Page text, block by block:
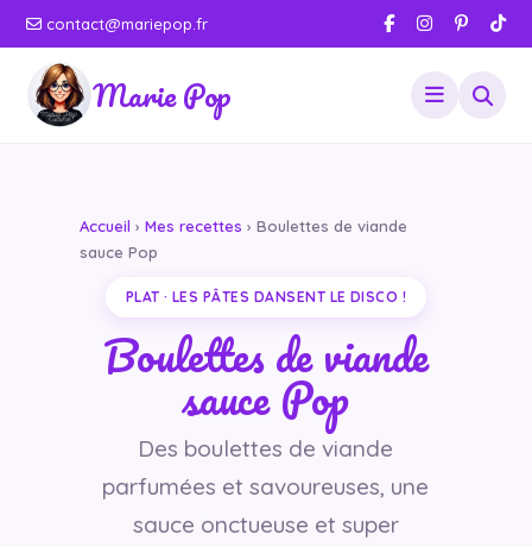
contact@mariepop.fr
Marie Pop
Accueil › Mes recettes › Boulettes de viande
sauce Pop
PLAT · LES PÂTES DANSENT LE DISCO !
Boulettes de viande
sauce Pop
Des boulettes de viande
parfumées et savoureuses, une
sauce onctueuse et super